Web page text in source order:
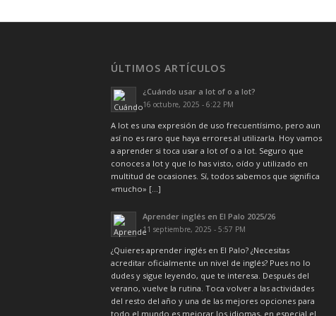
ÚLTIMOS ARTÍCULOS
¿Cuándo usar a lot of o a lot?
16 octubre, 2025 - 6:22 PM
A lot es una expresión de uso frecuentísimo, pero aun
así no es raro que haya errores al utilizarla. Hoy vamos
a aprender si toca usar a lot of o a lot. Seguro que
conoces a lot y que lo has visto, oído y utilizado en
multitud de ocasiones. Sí, todos sabemos que significa
«mucho» […]
Aprender inglés en El Palo 2025/26
11 septiembre, 2025 - 5:57 PM
¿Quieres aprender inglés en El Palo? ¿Necesitas
acreditar oficialmente un nivel de inglés? Pues no lo
dudes y sigue leyendo, que te interesa. Después del
verano, vuelve la rutina. Toca volver a las actividades
del resto del año y una de las mejores opciones para
todo el mundo es mejorar los idiomas, en especial el